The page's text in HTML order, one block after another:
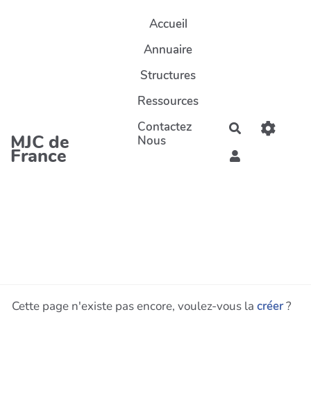
MJC de
France
Accueil
Annuaire
Structures
Ressources
Contactez
Nous
Rechercher
Cette page n'existe pas encore, voulez-vous la créer?